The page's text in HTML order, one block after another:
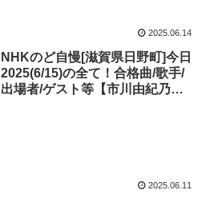
2025.06.14
NHKのど自慢[滋賀県日野町]今日
2025(6/15)の全て！合格曲/歌手/
出場者/ゲスト等【市川由紀乃】
2025.06.11